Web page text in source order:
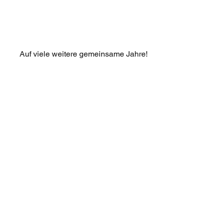
Auf viele weitere gemeinsame Jahre!